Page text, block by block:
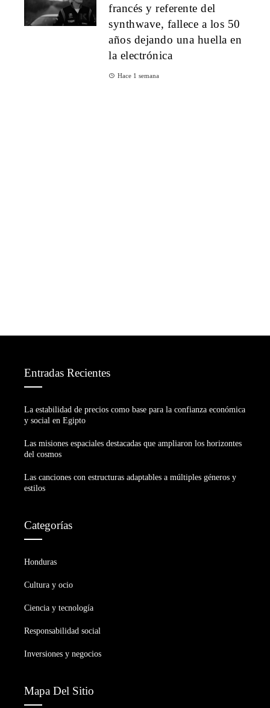
francés y referente del
synthwave, fallece a los 50
años dejando una huella en
la electrónica
Hace 1 semana
Entradas Recientes
La estabilidad de precios como base para la confianza económica
y social en Egipto
Las misiones espaciales destacadas que ampliaron los horizontes
del cosmos
Las canciones con estructuras adaptables a múltiples géneros y
estilos
Categorías
Honduras
Cultura y ocio
Ciencia y tecnología
Responsabilidad social
Inversiones y negocios
Mapa Del Sitio